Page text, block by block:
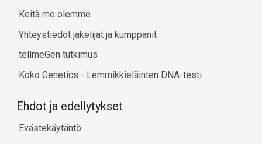
Keitä me olemme
Yhteystiedot jakelijat ja kumppanit
tellmeGen tutkimus
Koko Genetics - Lemmikkieläinten DNA-testi
Ehdot ja edellytykset
Evästekäytäntö